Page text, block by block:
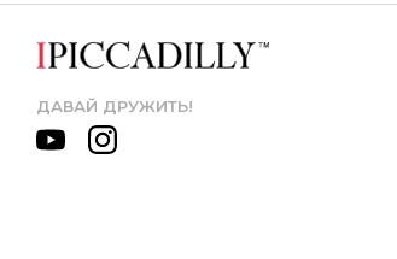
ДАВАЙ ДРУЖИТЬ!